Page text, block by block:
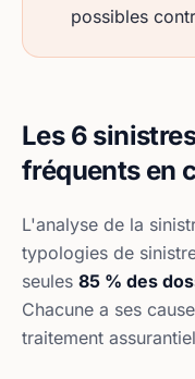
possibles
Les 6
fréquents en
L'analyse de la
typologies de
seules 85 % des
Chacune a ses
traitement